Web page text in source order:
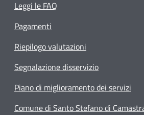
Leggi le FAQ
Pagamenti
Riepilogo valutazioni
Segnalazione disservizio
Piano di miglioramento dei servizi
Comune di Santo Stefano di